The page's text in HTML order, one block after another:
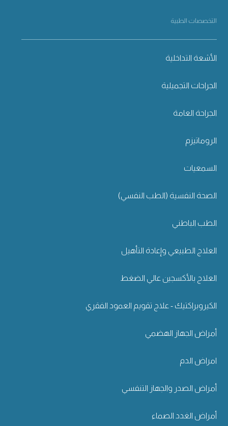
التخصصات الطبية
الأشعة التداخلية
الجراحات التجميلية
الجراحة العامة
الروماتيزم
السمعيات
الصحة النفسية (الطب النفسي)
الطب الباطني
العلاج الطبيعي وإعادة التأهيل
العلاج بالأكسجين عالي الضغط
الكيروبراكتيك - علاج تقويم العمود الفقري
أمراض الجهاز الهضمي
امراض الدم
أمراض الصدر والجهاز التنفسي
أمراض الغدد الصماء